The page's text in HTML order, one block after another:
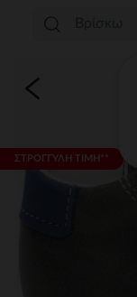
ΣΤΡΟΓΓΥΛΗ ΤΙΜΗ**